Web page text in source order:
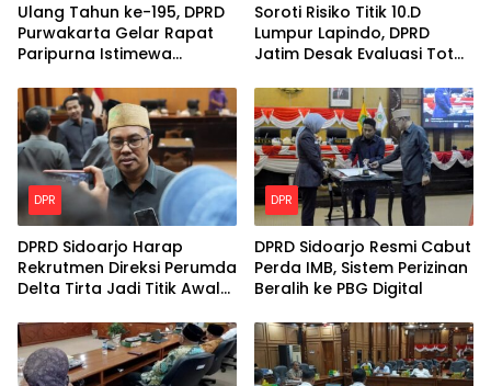
Ulang Tahun ke-195, DPRD
Purwakarta Gelar Rapat
Paripurna Istimewa
Soroti Risiko Titik 10.D
Lumpur Lapindo, DPRD
Jatim Desak Evaluasi Total
DPR
DPRD Sidoarjo Harap
Rekrutmen Direksi Perumda
Delta Tirta Jadi Titik Awal
DPR
DPRD Sidoarjo Resmi Cabut
Perda IMB, Sistem Perizinan
Beralih ke PBG Digital